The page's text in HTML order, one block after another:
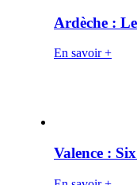
Ardèche :
En savoir +
Valence :